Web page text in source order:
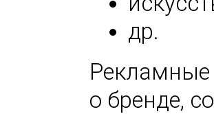
др.
о бренде,